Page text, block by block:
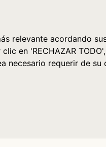
relevante acordando
en 'RECHAZAR
necesario requerir de